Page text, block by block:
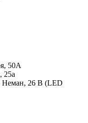
50А
25а
26 В (LED